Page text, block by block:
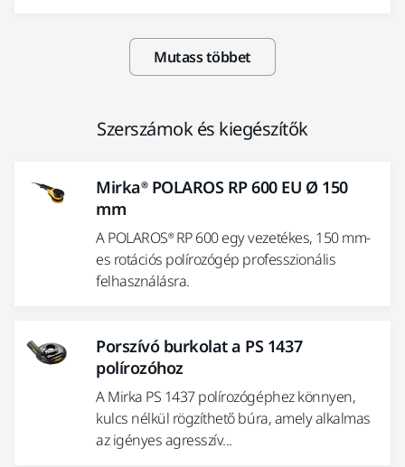
Mutass többet
Szerszámok és kiegészítők
Mirka® POLAROS RP 600 EU Ø 150
mm
A POLAROS® RP 600 egy vezetékes, 150 mm-
es rotációs polírozógép professzionális
felhasználásra.
Porszívó burkolat a PS 1437
polírozóhoz
A Mirka PS 1437 polírozógéphez könnyen,
kulcs nélkül rögzíthető búra, amely alkalmas
az igényes agresszív...